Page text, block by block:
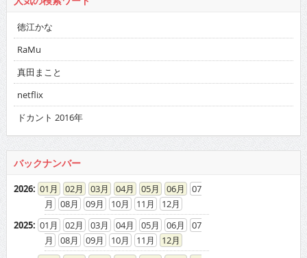
真田まこと
netflix
ドカント 2016年
2026:01 02 03 04 05 06
07
08
2025: 01 02 03 04 05 06
07
08
09 10 11
12
2024: 01 02 03 04 05 06
07
08
09 10 11
12